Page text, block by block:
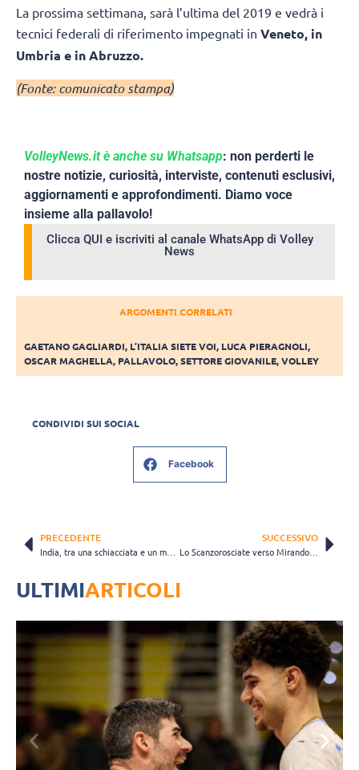
La prossima settimana, sarà l’ultima del 2019 e vedrà i
tecnici federali di riferimento impegnati in Veneto, in
Umbria e in Abruzzo.
(Fonte: comunicato stampa)
VolleyNews.it è anche su Whatsapp: non perderti le
nostre notizie, curiosità, interviste, contenuti esclusivi,
aggiornamenti e approfondimenti. Diamo voce
insieme alla pallavolo!
Clicca QUI e iscriviti al canale WhatsApp di Volley
News
ARGOMENTI CORRELATI
GAETANO GAGLIARDI, L’ITALIA SIETE VOI, LUCA PIERAGNOLI,
OSCAR MAGHELLA, PALLAVOLO,SETTORE GIOVANILE,VOLLEY
CONDIVIDI SUI SOCIAL
Facebook
PRECEDENTE SUCCESSIVO
Lo Scanzorosciate verso Mirandola, Corti: "Dobbiamo esprimerci al massimo"
ULTIMIARTICOLI